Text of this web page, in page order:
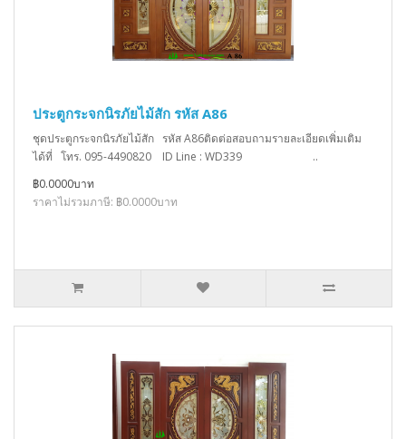
ประตูกระจกนิรภัยไม้สัก รหัส A86
ชุดประตูกระจกนิรภัยไม้สัก รหัส A86ติดต่อสอบถามรายละเอียดเพิ่มเติม
ได้ที่ โทร. 095-4490820 ID Line : WD339 ..
฿0.0000บาท
ราคาไม่รวมภาษี: ฿0.0000บาท